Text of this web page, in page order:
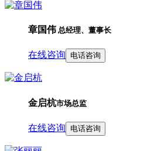
章国伟 总经理、董事长
在线咨询 电话咨询
金启杭市场总监
在线咨询 电话咨询